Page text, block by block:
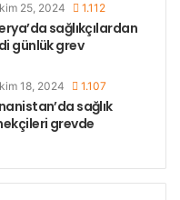
protesto
sırasında bazı
tekstil
25, 2024 1.112
sağlıkçılardan
günlük grev
18, 2024 1.107
sağlık
grevde